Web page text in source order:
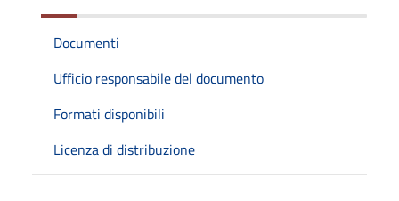
Documenti
Ufficio responsabile del documento
Formati disponibili
Licenza di distribuzione